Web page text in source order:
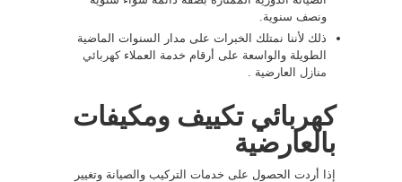
ونصف سنوية.
ذلك لأننا نمتلك الخبرات على مدار السنوات الماضية
الطويلة والواسعة على أرقام خدمة العملاءكهربائي
منازل العارضية .
كهربائي تكييف ومكيفات
بالعارضية
إذا أردت الحصول على خدمات التركيب والصيانة وتغيير